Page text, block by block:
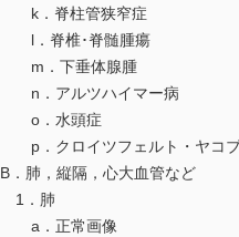
k．脊柱管狭窄症
l．脊椎･脊髄腫瘍
m．下垂体腺腫
n．アルツハイマー病
o．水頭症
p．クロイツフェルト・ヤコ
B．肺，縦隔，心大血管など
1．肺
a．正常画像